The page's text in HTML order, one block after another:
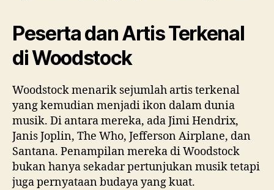
Peserta dan Artis Terkenal
di Woodstock
Woodstock menarik sejumlah artis terkenal
yang kemudian menjadi ikon dalam dunia
musik. Di antara mereka, ada Jimi Hendrix,
Janis Joplin, The Who, Jefferson Airplane, dan
Santana. Penampilan mereka di Woodstock
bukan hanya sekadar pertunjukan musik tetapi
juga pernyataan budaya yang kuat.